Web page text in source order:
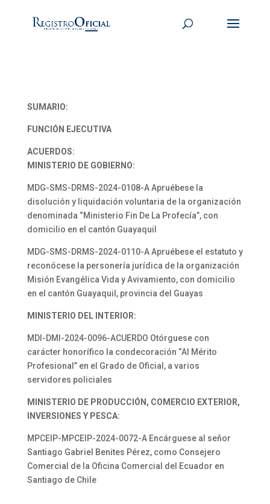
SUMARIO:
FUNCIÓN EJECUTIVA
ACUERDOS:
MINISTERIO DE GOBIERNO:
MDG-SMS-DRMS-2024-0108-A Apruébese la
disolución y liquidación voluntaria de la organización
denominada “Ministerio Fin De La Profecía”, con
domicilio en el cantón Guayaquil
MDG-SMS-DRMS-2024-0110-A Apruébese el estatuto y
reconócese la personería jurídica de la organización
Misión Evangélica Vida y Avivamiento, con domicilio
en el cantón Guayaquil, provincia del Guayas
MINISTERIO DEL INTERIOR:
MDI-DMI-2024-0096-ACUERDO Otórguese con
carácter honorífico la condecoración “Al Mérito
Profesional” en el Grado de Oficial, a varios
servidores policiales
MINISTERIO DE PRODUCCIÓN, COMERCIO EXTERIOR,
INVERSIONES Y PESCA:
MPCEIP-MPCEIP-2024-0072-A Encárguese al señor
Santiago Gabriel Benites Pérez, como Consejero
Comercial de la Oficina Comercial del Ecuador en
Santiago de Chile